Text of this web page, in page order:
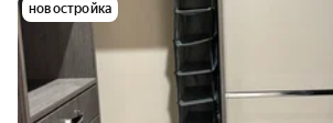
новостройка